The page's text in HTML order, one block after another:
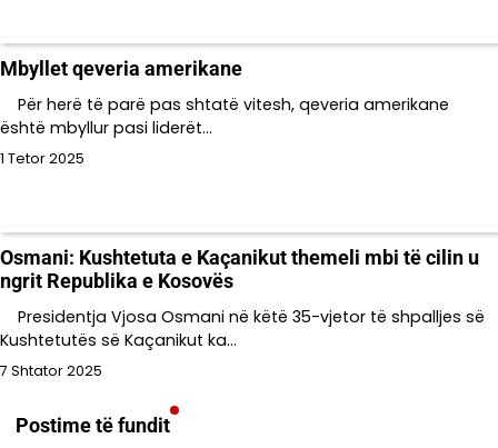
Mbyllet qeveria amerikane
Për herë të parë pas shtatë vitesh, qeveria amerikane
është mbyllur pasi liderët…
1 Tetor 2025
Osmani: Kushtetuta e Kaçanikut themeli mbi të cilin u
ngrit Republika e Kosovës
Presidentja Vjosa Osmani në këtë 35-vjetor të shpalljes së
Kushtetutës së Kaçanikut ka…
7 Shtator 2025
Postime të fundit